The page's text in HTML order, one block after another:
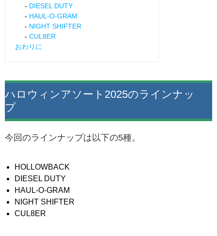
DIESEL DUTY
HAUL-O-GRAM
NIGHT SHIFTER
CUL8ER
おわりに
ハロウィンアソート2025のラインナッ
プ
今回のラインナップは以下の5種。
HOLLOWBACK
DIESEL DUTY
HAUL-O-GRAM
NIGHT SHIFTER
CUL8ER